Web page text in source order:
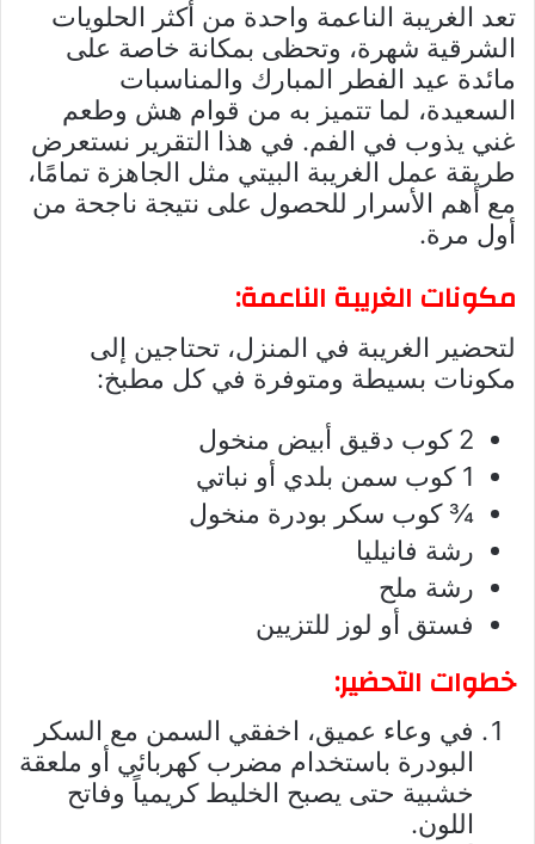
تعد الغريبة الناعمة واحدة من أكثر الحلويات
الشرقية شهرة، وتحظى بمكانة خاصة على
مائدة عيد الفطر المبارك والمناسبات
السعيدة، لما تتميز به من قوام هش وطعم
غني يذوب في الفم. في هذا التقرير نستعرض
طريقة عمل الغريبة البيتي مثل الجاهزة تمامًا،
مع أهم الأسرار للحصول على نتيجة ناجحة من
أول مرة.
مكونات الغريبة الناعمة:
لتحضير الغريبة في المنزل، تحتاجين إلى
مكونات بسيطة ومتوفرة في كل مطبخ:
2 كوب دقيق أبيض منخول
1 كوب سمن بلدي أو نباتي
¾ كوب سكر بودرة منخول
رشة فانيليا
رشة ملح
فستق أو لوز للتزيين
خطوات التحضير:
في وعاء عميق، اخفقي السمن مع السكر
البودرة باستخدام مضرب كهربائي أو ملعقة
خشبية حتى يصبح الخليط كريمياً وفاتح
اللون.